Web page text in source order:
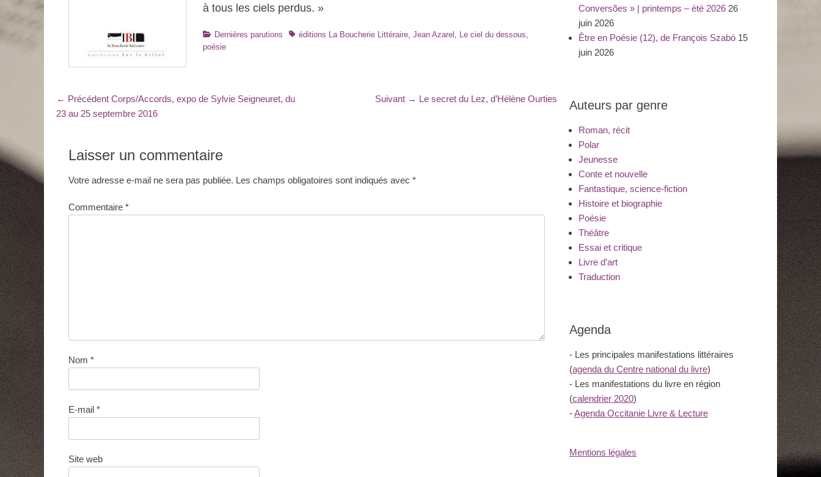
à tous les ciels perdus. »
Catégories
Dernières parutions Tagséditions La Boucherie Littéraire, Jean Azarel , Le ciel du dessous,
poésie
Navigation
de
← Précédent Article
précédent
Corps/Accords, expo de Sylvie Seigneuret, du
23 au 25 septembre 2016
Suivant → Article
Le secret du Lez, d’Hélène Ourties
Laisser un commentaire
Votre adresse e-mail ne sera pas publiée. Les champs obligatoires sont indiqués avec *
Commentaire *
Nom *
E-mail *
Site web
Conversões » | printemps – été 2026 26
juin 2026
Être en Poésie (12), de François Szabó 15
juin 2026
Auteurs par genre
Roman, récit
Polar
Jeunesse
Conte et nouvelle
Fantastique, science-fiction
Histoire et biographie
Poésie
Théâtre
Essai et critique
Livre d’art
Traduction
Agenda
- Les principales manifestations littéraires
(agenda du Centre national du livre)
- Les manifestations du livre en région
(calendrier 2020)
-Agenda Occitanie Livre & Lecture
Mentions légales